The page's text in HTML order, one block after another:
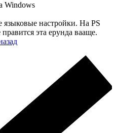
Windows
языковые настройки. На PS
эта ерунда вааще.